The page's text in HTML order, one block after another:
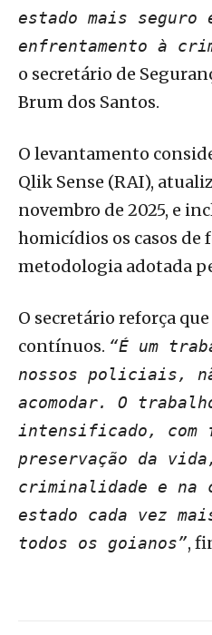
estado mais seguro
enfrentamento à
o secretário de
Brum dos Santos.
O levantamento
Qlik Sense (RAI),
novembro de 2025, e
homicídios os casos
metodologia adotada
O secretário reforça que
contínuos. “É um
nossos policiais,
acomodar. O
intensificado, com
preservação da
criminalidade e na
estado cada vez
todos os goianos”,